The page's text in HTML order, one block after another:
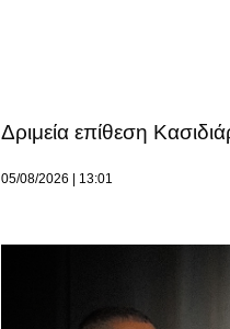
Δριμεία επίθεση
05/08/2026 13:01